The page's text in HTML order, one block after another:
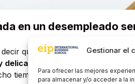
Gestionar el
Para ofrecer las mejores
para almacenar y/o acceder a la
en un desempleado
que un talento senior
tiempo que cualquier otro